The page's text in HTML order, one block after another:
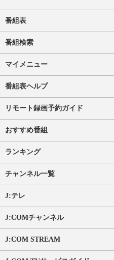
番組表
番組検索
マイメニュー
番組表ヘルプ
リモート録画予約ガイド
おすすめ番組
ランキング
チャンネル一覧
J:テレ
J:COMチャンネル
J:COM STREAM